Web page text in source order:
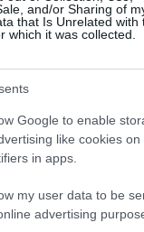
and/or Sharing of
that Is Unrelated with
which it was collected.
Google to enable
like cookies on
in apps.
my user data to be
advertising
“La
il sistema
2022, 13:53